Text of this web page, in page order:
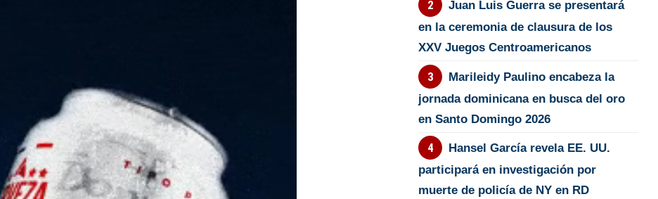
Juan Luis Guerra se presentará
en la ceremonia de clausura de los
XXV Juegos Centroamericanos
Marileidy Paulino encabeza la
jornada dominicana en busca del oro
en Santo Domingo 2026
Hansel García revela EE. UU.
participará en investigación por
muerte de policía de NY en RD